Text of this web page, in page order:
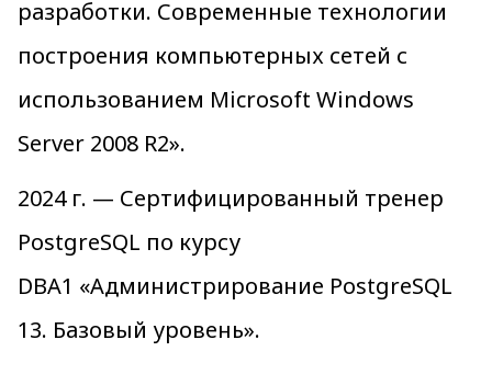
разработки. Современные технологии
построения компьютерных сетей с
использованием Microsoft Windows
Server 2008 R2».
2024 г. — Сертифицированный тренер
PostgreSQL по курсу
DBA1 «Администрирование PostgreSQL
13. Базовый уровень».